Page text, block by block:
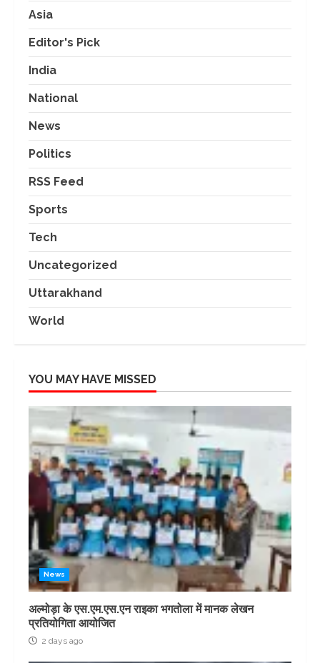
Asia
Editor's Pick
India
National
News
Politics
RSS Feed
Sports
Tech
Uncategorized
Uttarakhand
World
YOU MAY HAVE MISSED
News
अल्मोड़ा के एस.एम.एस.एन राइका भगतोला में मानक लेखन
प्रतियोगिता आयोजित
2 days ago